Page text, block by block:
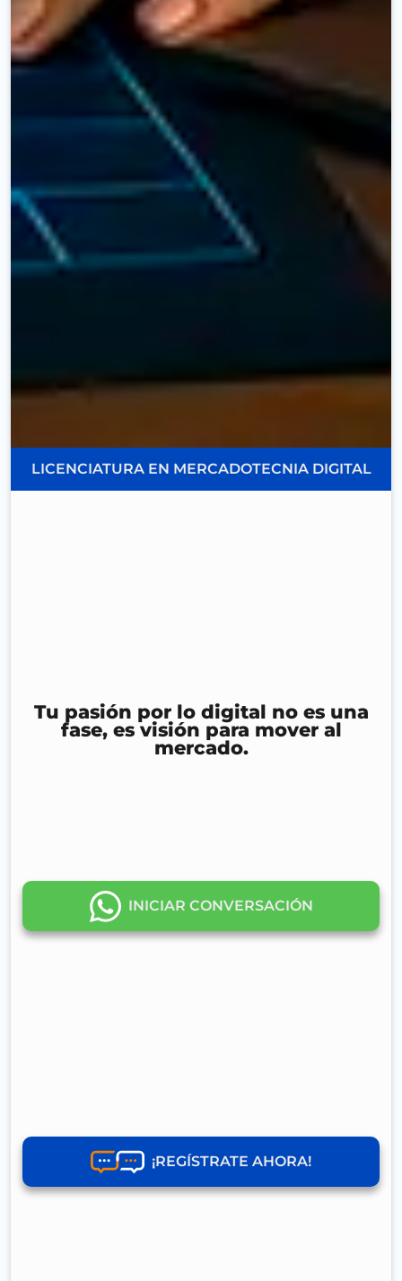
LICENCIATURA EN MERCADOTECNIA DIGITAL
Tu pasión por lo digital no es una
fase, es visión para mover al
mercado.
INICIAR CONVERSACIÓN
¡REGÍSTRATE AHORA!